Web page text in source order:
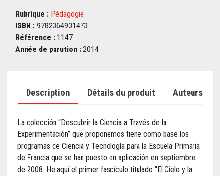
Rubrique : Pédagogie
ISBN : 9782364931473
Référence : 1147
Année de parution : 2014
Description Détails du produit Auteurs
La colección “Descubrir la Ciencia a Través de la
Experimentación” que proponemos tiene como base los
programas de Ciencia y Tecnología para la Escuela Primaria
de Francia que se han puesto en aplicación en septiembre
de 2008. He aquí el primer fascículo titulado “El Cielo y la